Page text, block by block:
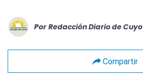
Por Redacción Diario de Cuyo
Compartir